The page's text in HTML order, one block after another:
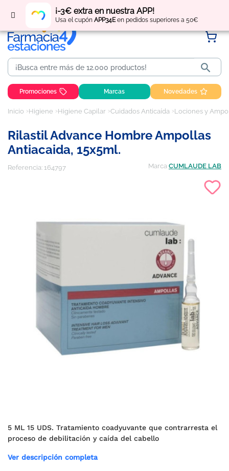
¡-3€ extra en nuestra APP!
Usa el cupón APP34Een pedidos superiores a 50€
Regístratey obtén puntos por tus compras

Promociones Marcas Novedades
Inicio Higiene Higiene Capilar Cuidados Anticaída Lociones y
Rilastil Advance Hombre Ampollas
Antiacaida, 15x5ml.
Referencia: 164797 Marca CUMLAUDE LAB
5 ML 15 UDS. Tratamiento coadyuvante que contrarresta el
proceso de debilitación y caída del cabello
Ver descripción completa